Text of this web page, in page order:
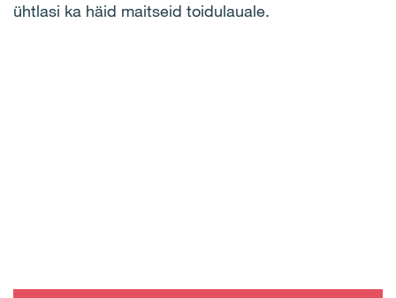
ühtlasi ka häid maitseid toidulauale.